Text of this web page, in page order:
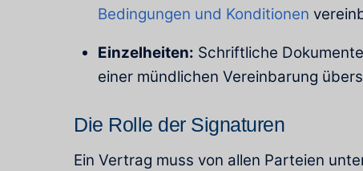
Bedingungen und Konditionen
Einzelheiten: Schriftliche
einer mündlichen Vereinbarung
Die Rolle der Signaturen
Ein Vertrag muss von allen Parteien